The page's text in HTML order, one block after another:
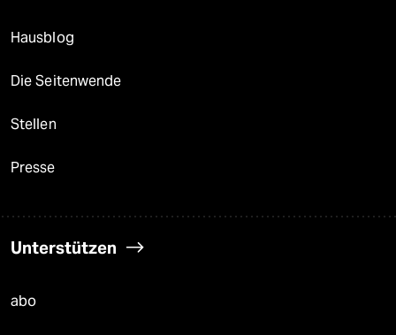
Hausblog
Die Seitenwende
Stellen
Presse
Unterstützen
abo